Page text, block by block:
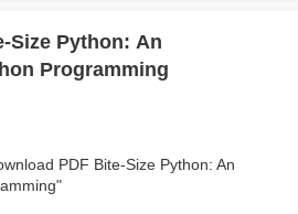
Size Python: An
Programming